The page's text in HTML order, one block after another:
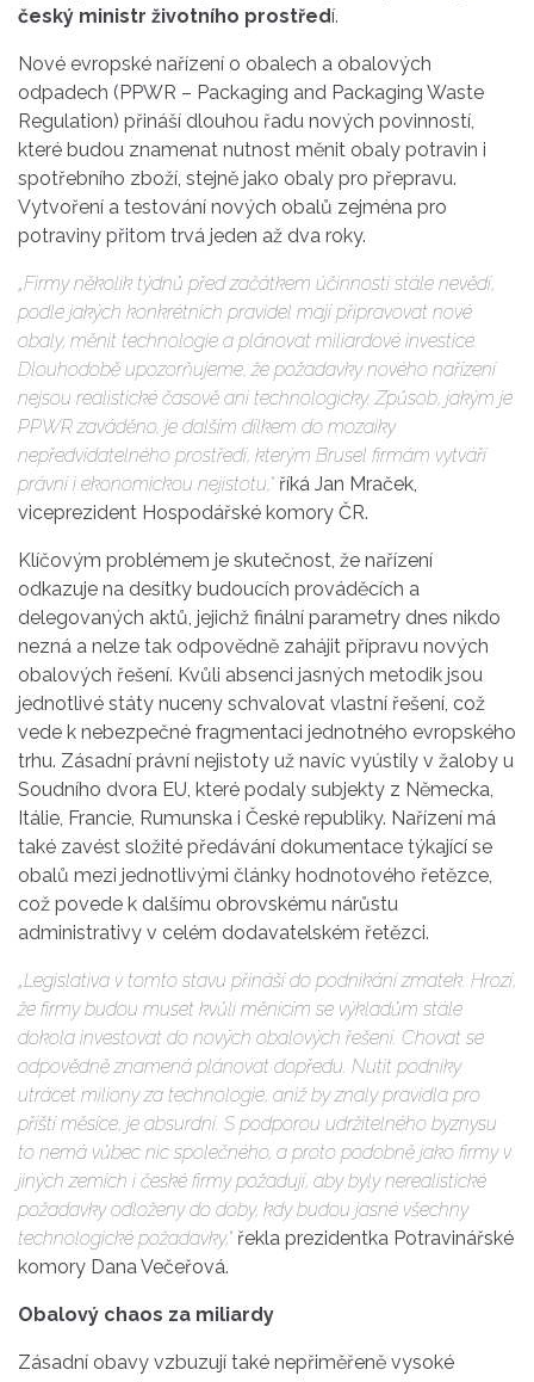
český ministr životního prostředí.
Nové evropské nařízení o obalech a obalových
odpadech (PPWR – Packaging and Packaging Waste
Regulation) přináší dlouhou řadu nových povinností,
které budou znamenat nutnost měnit obaly potravin i
spotřebního zboží, stejně jako obaly pro přepravu.
Vytvoření a testování nových obalů zejména pro
potraviny přitom trvá jeden až dva roky.
„Firmy několik týdnů před začátkem účinnosti stále nevědí,
podle jakých konkrétních pravidel mají připravovat nové
obaly, měnit technologie a plánovat miliardové investice.
Dlouhodobě upozorňujeme, že požadavky nového nařízení
nejsou realistické časově ani technologicky. Způsob, jakým je
PPWR zaváděno, je dalším dílkem do mozaiky
nepředvídatelného prostředí, kterým Brusel firmám vytváří
právní i ekonomickou nejistotu,“ říká Jan Mraček,
viceprezident Hospodářské komory ČR.
Klíčovým problémem je skutečnost, že nařízení
odkazuje na desítky budoucích prováděcích a
delegovaných aktů, jejichž finální parametry dnes nikdo
nezná a nelze tak odpovědně zahájit přípravu nových
obalových řešení. Kvůli absenci jasných metodik jsou
jednotlivé státy nuceny schvalovat vlastní řešení, což
vede k nebezpečné fragmentaci jednotného evropského
trhu. Zásadní právní nejistoty už navíc vyústily v žaloby u
Soudního dvora EU, které podaly subjekty z Německa,
Itálie, Francie, Rumunska i České republiky. Nařízení má
také zavést složité předávání dokumentace týkající se
obalů mezi jednotlivými články hodnotového řetězce,
což povede k dalšímu obrovskému nárůstu
administrativy v celém dodavatelském řetězci.
„Legislativa v tomto stavu přináší do podnikání zmatek. Hrozí,
že firmy budou muset kvůli měnícím se výkladům stále
dokola investovat do nových obalových řešení. Chovat se
odpovědně znamená plánovat dopředu. Nutit podniky
utrácet miliony za technologie, aniž by znaly pravidla pro
příští měsíce, je absurdní. S podporou udržitelného byznysu
to nemá vůbec nic společného, a proto podobně jako firmy v
jiných zemích i české firmy požadují, aby byly nerealistické
požadavky odloženy do doby, kdy budou jasné všechny
technologické požadavky,“ řekla prezidentka Potravinářské
komory Dana Večeřová.
Obalový chaos za miliardy
Zásadní obavy vzbuzují také nepřiměřeně vysoké